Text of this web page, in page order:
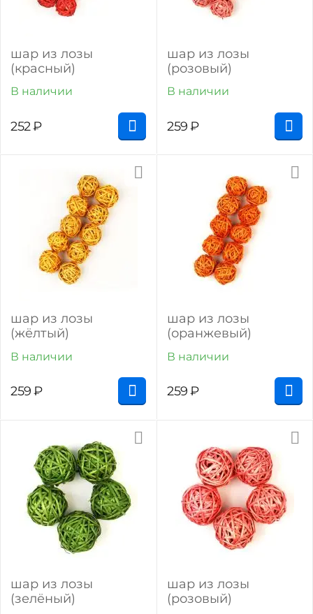
шар из лозы
(красный)
В наличии
252₽
шар из лозы
(розовый)
В наличии
259₽
шар из лозы
(жёлтый)
В наличии
259₽
шар из лозы
(оранжевый)
В наличии
259₽
шар из лозы
(зелёный)
шар из лозы
(розовый)